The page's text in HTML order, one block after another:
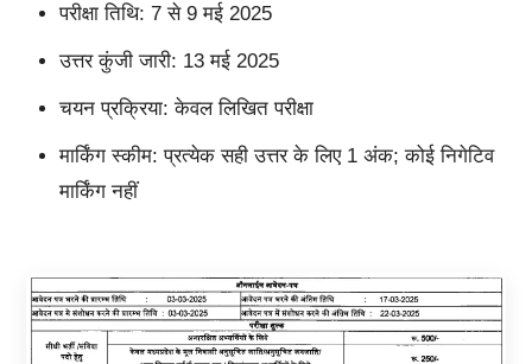
परीक्षा तिथि: 7 से 9 मई 2025
उत्तर कुंजी जारी: 13 मई 2025
चयन प्रक्रिया: केवल लिखित परीक्षा
मार्किंग स्कीम: प्रत्येक सही उत्तर के लिए 1 अंक; कोई निगेटिव
मार्किंग नहीं